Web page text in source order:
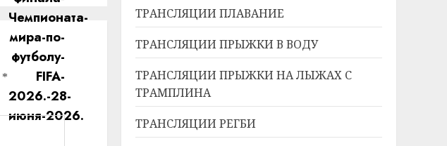
*
ТРАНСЛЯЦИИ ПЛАВАНИЕ
ТРАНСЛЯЦИИ ПРЫЖКИ В ВОДУ
ТРАНСЛЯЦИИ ПРЫЖКИ НА ЛЫЖАХ С
ТРАМПЛИНА
ТРАНСЛЯЦИИ РЕГБИ